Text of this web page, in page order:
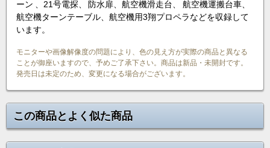
ーン 、21号電探、 防水扉、航空機滑走台、 航空機運搬台車、
航空機ターンテーブル、航空機用3翔プロペラなどを収録して
います。
モニターや画像解像度の問題により、色の見え方が実際の商品と異なる
ことが御座いますので、予めご了承下さい。商品は新品・未開封です。
発売日は未定のため、変更になる場合がございます。
この商品とよく似た商品